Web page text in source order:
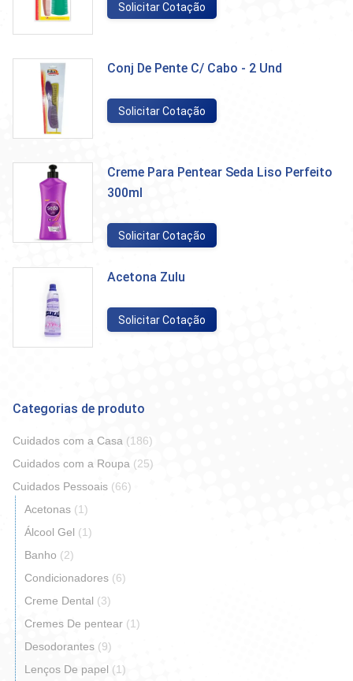
Solicitar Cotação
Conj De Pente C/ Cabo - 2 Und
Solicitar Cotação
Creme Para Pentear Seda Liso Perfeito
300ml
Solicitar Cotação
Acetona Zulu
Solicitar Cotação
Categorias de produto
Cuidados com a Casa (186)
Cuidados com a Roupa (25)
Cuidados Pessoais (66)
Acetonas (1)
Álcool Gel (1)
Banho (2)
Condicionadores (6)
Creme Dental (3)
Cremes De pentear (1)
Desodorantes (9)
Lenços De papel (1)